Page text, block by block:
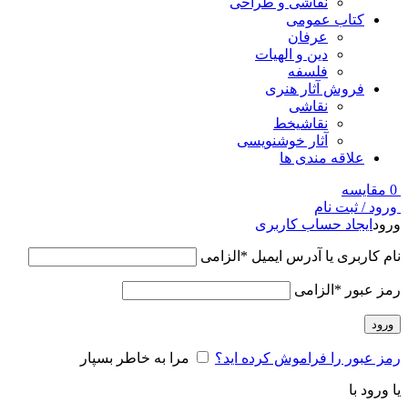
کتاب عمومی
عرفان
دین و الهیات
فلسفه
فروش آثار هنری
نقاشی
نقاشیخط
آثار خوشنویسی
علاقه مندی ها
0 مقایسه
ورود / ثبت نام
ورود ایجاد حساب کاربری
نام کاربری یا آدرس ایمیل * الزامی
رمز عبور * الزامی
ورود
رمز عبور را فراموش کرده اید؟ مرا به خاطر بسپار
یا ورود با